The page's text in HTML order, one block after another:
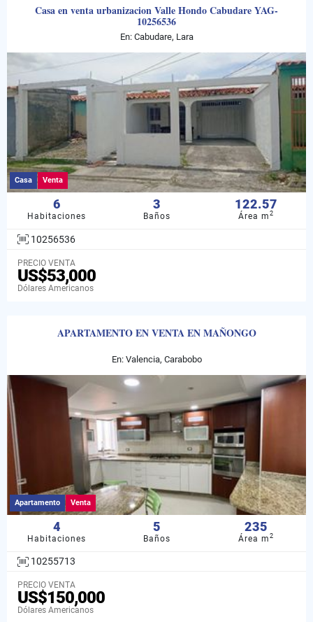
Casa en venta urbanizacion Valle Hondo Cabudare YAG-
10256536
En: Cabudare, Lara
Casa Venta
6
Habitaciones
3
Baños
122.57
Área m2
10256536
PRECIO VENTA
US$53,000
Dólares Americanos
APARTAMENTO EN VENTA EN MAÑONGO
En: Valencia, Carabobo
Apartamento Venta
4
Habitaciones
5
Baños
235
Área m2
10255713
PRECIO VENTA
US$150,000
Dólares Americanos